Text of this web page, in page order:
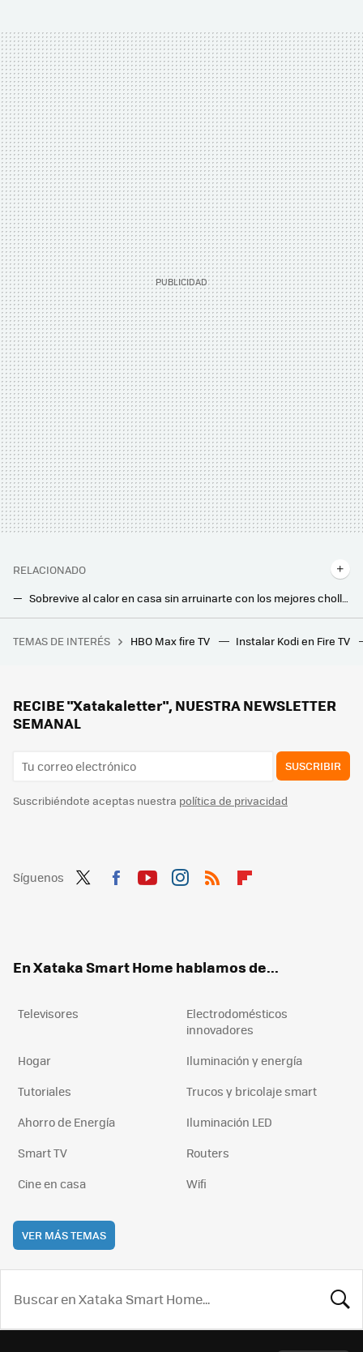
RELACIONADO
Sobrevive al calor en casa sin arruinarte con los mejores chollos de PcComponentes en aires acondicionados y ventiladores
Tom Cruise debutó como director hace treinta años en una obra neo-noir con Isabella Rossellini y John C. Reilly, pero no lo sabe casi nadie
TEMAS DE INTERÉS HBO Max fire TV Instalar Kodi en Fire TV
RECIBE "Xatakaletter", NUESTRA NEWSLETTER
SEMANAL
SUSCRIBIR
Suscribiéndote aceptas nuestra política de privacidad
Síguenos
En Xataka Smart Home hablamos de...
Televisores
Electrodomésticos
innovadores
Hogar
Iluminación y energía
Tutoriales
Trucos y bricolaje smart
Ahorro de Energía
Iluminación LED
Smart TV
Routers
Cine en casa
Wifi
VER MÁS TEMAS